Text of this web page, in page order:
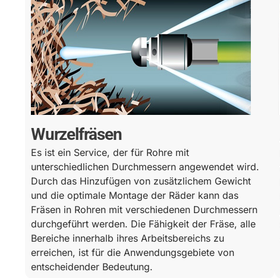
Wurzelfräsen
Es ist ein Service, der für Rohre mit
unterschiedlichen Durchmessern angewendet wird.
Durch das Hinzufügen von zusätzlichem Gewicht
und die optimale Montage der Räder kann das
Fräsen in Rohren mit verschiedenen Durchmessern
durchgeführt werden. Die Fähigkeit der Fräse, alle
Bereiche innerhalb ihres Arbeitsbereichs zu
erreichen, ist für die Anwendungsgebiete von
entscheidender Bedeutung.